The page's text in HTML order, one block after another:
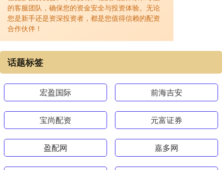
的客服团队，确保您的资金安全与投资体验。无论
您是新手还是资深投资者，都是您值得信赖的配资
合作伙伴！
话题标签
宏盈国际 前海吉安
宝尚配资 元富证券
盈配网 嘉多网